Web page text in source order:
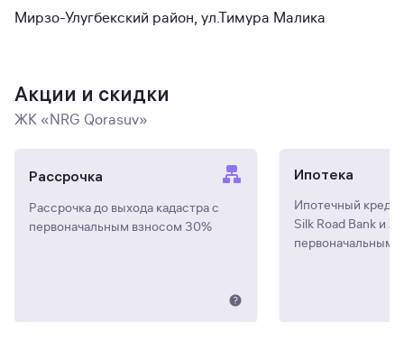
Мирзо-Улугбекский район, ул.Тимура Малика
Акции и скидки
ЖК «NRG Qorasuv»
Рассрочка
Рассрочка до выхода кадастра с
первоначальным взносом 30%
Ипотека
Ипотечный
Silk Road Bank и
первоначальным